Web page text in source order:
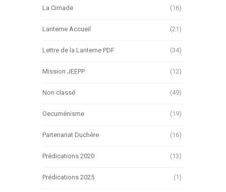
La Cimade (16)
Lanterne Accueil (21)
Lettre de la Lanterne PDF (34)
Mission JEEPP (12)
Non classé (49)
Oecuménisme (19)
Partenariat Duchère (16)
Prédications 2020 (13)
Prédications 2025 (1)